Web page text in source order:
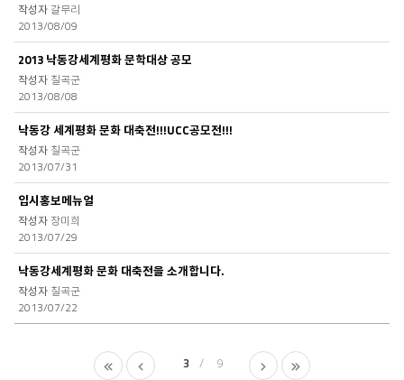
갈무리
2013/08/09
2013 낙동강세계평화 문학대상 공모
칠곡군
2013/08/08
낙동강 세계평화 문화 대축전!!!UCC공모전!!!
칠곡군
2013/07/31
입시홍보메뉴얼
장미희
2013/07/29
낙동강세계평화 문화 대축전을 소개합니다.
칠곡군
2013/07/22
3 9